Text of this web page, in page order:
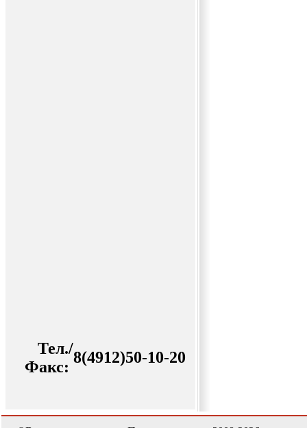
Тел./
Факс:
8(4912)50-10-20